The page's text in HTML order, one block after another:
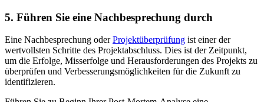
5. Führen Sie eine Nachbesprechung durch
Eine Nachbesprechung oderProjektüberprüfung ist einer der
wertvollsten Schritte des Projektabschluss. Dies ist der Zeitpunkt,
um die Erfolge, Misserfolge und Herausforderungen des Projekts zu
überprüfen und Verbesserungsmöglichkeiten für die Zukunft zu
identifizieren.